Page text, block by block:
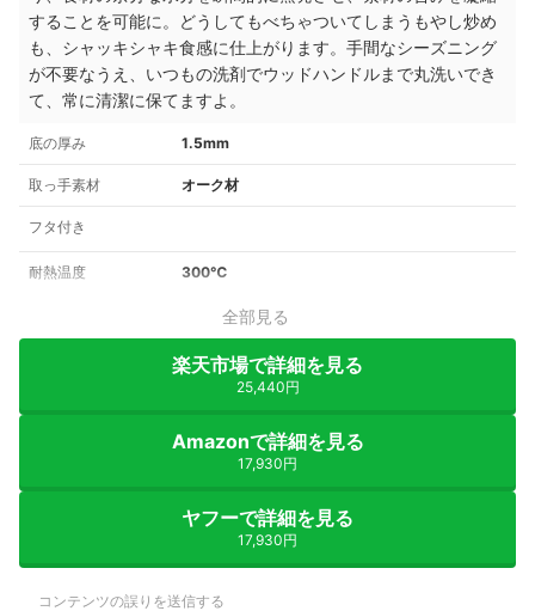
することを可能に。どうしてもべちゃついてしまうもやし炒め
も、シャッキシャキ食感に仕上がります。手間なシーズニング
が不要なうえ、いつもの洗剤でウッドハンドルまで丸洗いでき
て、常に清潔に保てますよ。
底の厚み 1.5mm
取っ手素材 オーク材
フタ付き
耐熱温度 300℃
全部見る
楽天市場で詳細を見る
25,440円
Amazonで詳細を見る
17,930円
ヤフーで詳細を見る
17,930円
コンテンツの誤りを送信する